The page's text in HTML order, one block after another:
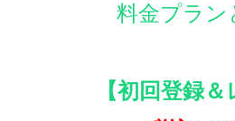
料金プラン
【初回登録＆